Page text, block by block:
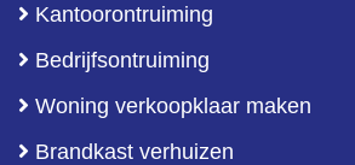
Kantoorontruiming
Bedrijfsontruiming
Woning verkoopklaar maken
Brandkast verhuizen